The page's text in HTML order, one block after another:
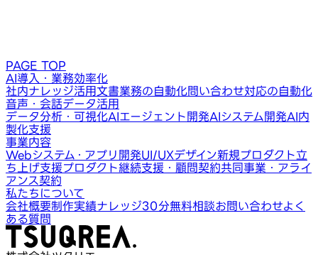
PAGE TOP
AI導入・業務効率化
社内ナレッジ活用文書業務の自動化問い合わせ対応の自動化
音声・会話データ活用
データ分析・可視化AIエージェント開発AIシステム開発AI内
製化支援
事業内容
Webシステム・アプリ開発UI/UXデザイン新規プロダクト立
ち上げ支援プロダクト継続支援・顧問契約共同事業・アライ
アンス契約
私たちについて
会社概要制作実績ナレッジ30分無料相談お問い合わせよく
ある質問